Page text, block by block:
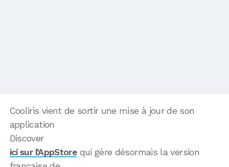
Cooliris vient de sortir une mise à jour de son
application
Discover
ici sur l’AppStorequi gère désormais la version